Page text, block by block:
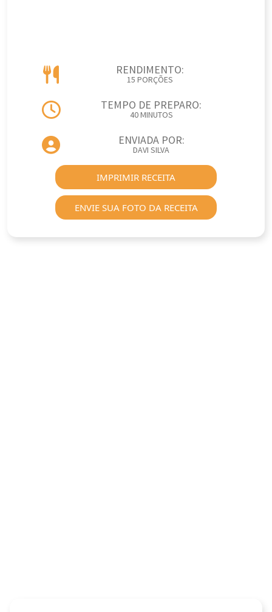
RENDIMENTO:
15 PORÇÕES
TEMPO DE PREPARO:
40 MINUTOS
ENVIADA POR:
DAVI SILVA
IMPRIMIR RECEITA
ENVIE SUA FOTO DA RECEITA